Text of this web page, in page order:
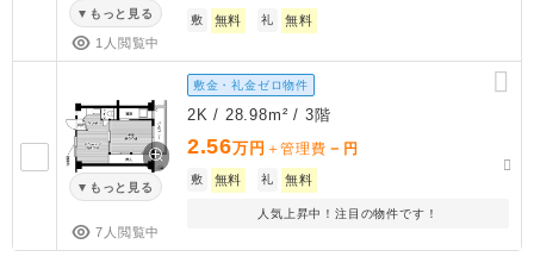
もっと見る
1人閲覧中
敷 無料 礼 無料
もっと見る
7人閲覧中
敷金・礼金ゼロ物件
2K / 28.98m² / 3階
2.56万円 ＋管理費 － 円
敷 無料 礼 無料
人気上昇中！注目の物件です！